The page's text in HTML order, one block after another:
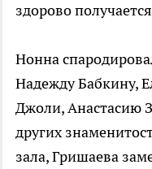
здорово
Нонна
Надежду Бабкину,
Джоли, Анастасию
других
зала, Гришаева